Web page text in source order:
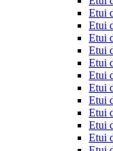
Etui
Etui
Etui
Etui
Etui
Etui
Etui
Etui
Etui
Etui
Etui